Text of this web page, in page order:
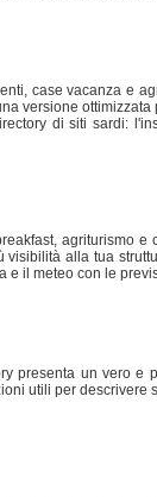
case vacanza e
versione
di siti sardi:
agriturismo
alla tua
e il meteo con le
presenta un vero e
utili per descrivere